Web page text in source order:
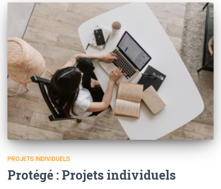
PROJETS INDIVIDUELS
Protégé : Projets individuels